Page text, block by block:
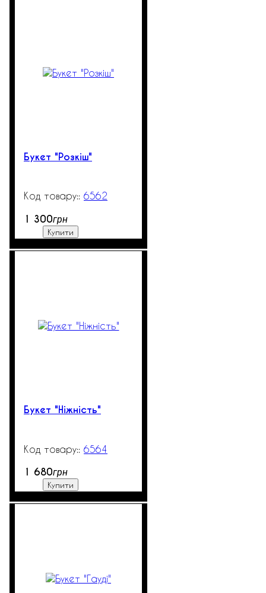
Букет "Розкіш"
6562
1 300грн
Купити
Букет "Ніжність"
6564
1 680грн
Купити